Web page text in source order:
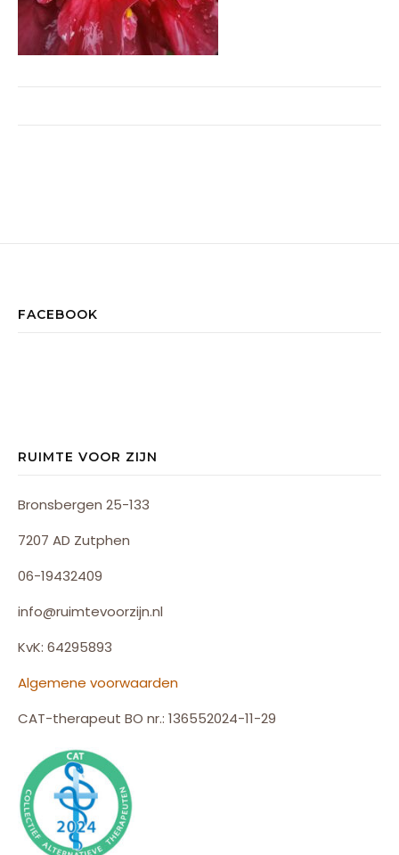
FACEBOOK
RUIMTE VOOR ZIJN
Bronsbergen 25-133
7207 AD Zutphen
06-19432409
info@ruimtevoorzijn.nl
KvK: 64295893
Algemene voorwaarden
CAT-therapeut BO nr.: 136552024-11-29